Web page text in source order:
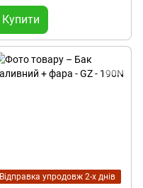
Купити
Відправка упродовж 2-х днів